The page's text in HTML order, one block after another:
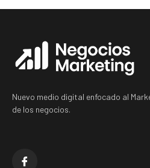
Nuevo medio digital enfocado al
de los negocios.